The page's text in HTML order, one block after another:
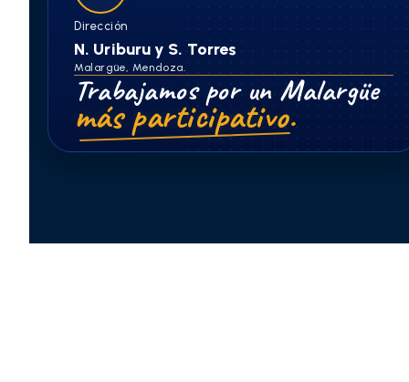
Dirección
N. Uriburu y S. Torres
Malargüe, Mendoza.
Trabajamos por un Malargüe
más participativo.